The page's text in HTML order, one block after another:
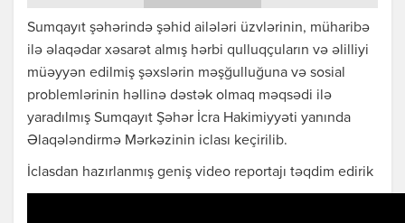
Sumqayıt şəhərində şəhid ailələri üzvlərinin, müharibə
ilə əlaqədar xəsarət almış hərbi qulluqçuların və əlilliyi
müəyyən edilmiş şəxslərin məşğulluğuna və sosial
problemlərinin həllinə dəstək olmaq məqsədi ilə
yaradılmış Sumqayıt Şəhər İcra Hakimiyyəti yanında
Əlaqələndirmə Mərkəzinin iclası keçirilib.
İclasdan hazırlanmış geniş video reportajı təqdim edirik